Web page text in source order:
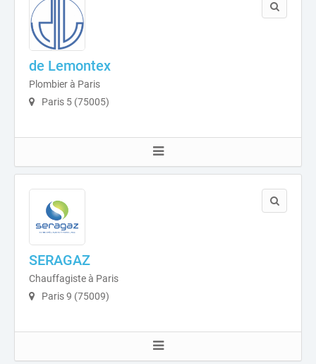
de Lemontex
Plombier à Paris
Paris 5 (75005)
SERAGAZ
Chauffagiste à Paris
Paris 9 (75009)